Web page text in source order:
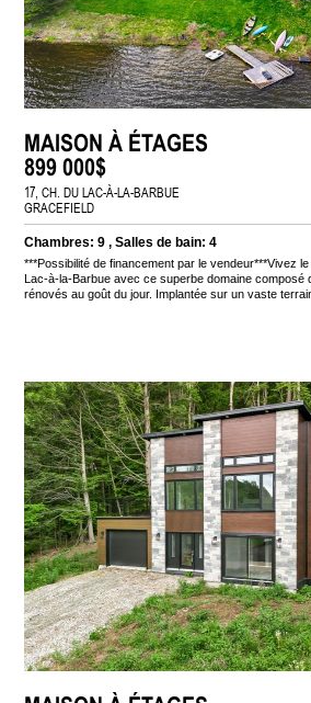
MAISON À ÉTAGES
899 000$
17, CH. DU LAC-À-LA-BARBUE
GRACEFIELD
Chambres: 9 , Salles de bain: 4
***Possibilité de financement par le vendeur***Vivez
Lac-à-la-Barbue avec ce superbe domaine composé
rénovés au goût du jour. Implantée sur un vaste